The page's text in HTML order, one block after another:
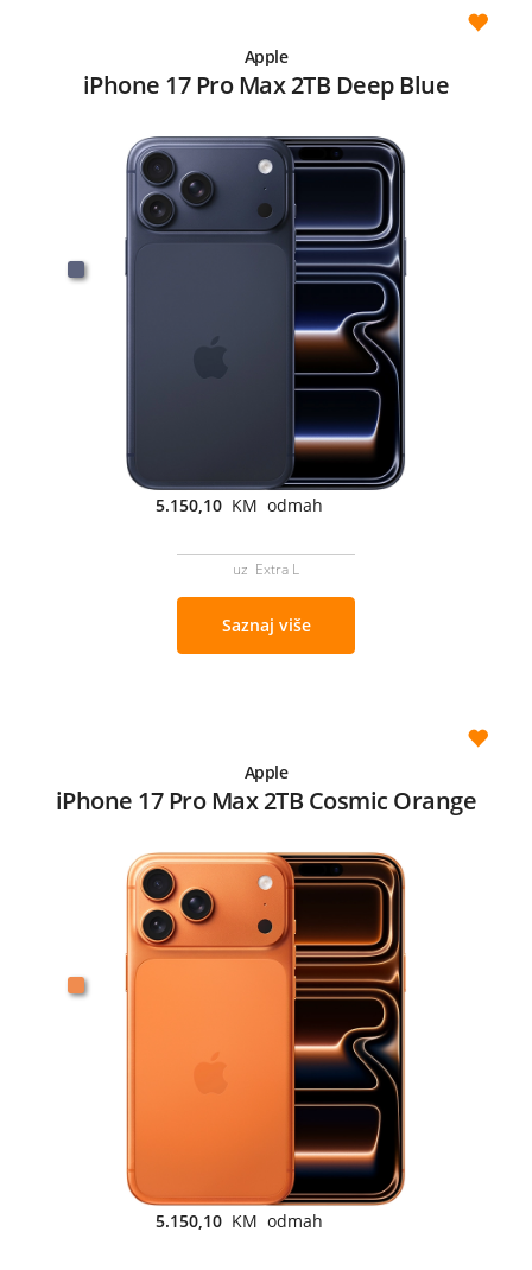
Apple
iPhone 17 Pro Max 2TB Deep Blue
5.150,10 KM odmah
uz Extra L
Saznaj više
Apple
iPhone 17 Pro Max 2TB Cosmic Orange
5.150,10 KM odmah